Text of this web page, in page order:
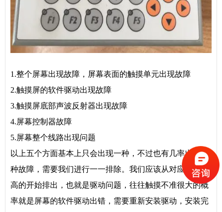
1.整个屏幕出现故障，屏幕表面的触摸单元出现故障
2.触摸屏的软件驱动出现故障
3.触摸屏底部声波反射器出现故障
4.屏幕控制器故障
5.屏幕整个线路出现问题
以上五个方面基本上只会出现一种，不过也有几率出现多
种故障，需要我们进行一一排除。我们应该从对应故障率
高的开始排出，也就是驱动问题，往往触摸不准很大的概
率就是屏幕的软件驱动出错，需要重新安装驱动，安装完